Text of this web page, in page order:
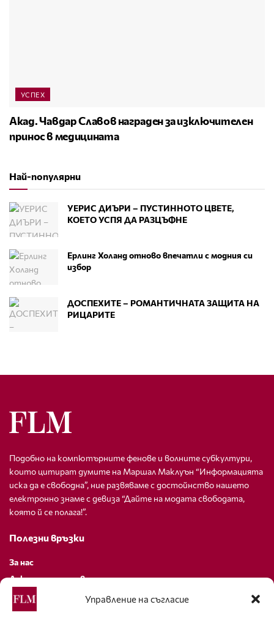
Управление на съгласие
УСПЕХ
Акад. Чавдар Славов награден за изключителен
принос в медицината
Най-популярни
УЕРИС ДИЪРИ – ПУСТИННОТО ЦВЕТЕ,
КОЕТО УСПЯ ДА РАЗЦЪФНЕ
Ерлинг Холанд отново впечатли с модния си
избор
ДОСПЕХИТЕ – РОМАНТИЧНАТА ЗАЩИТА НА
РИЦАРИТЕ
Подобно на компютърните фенове и волните субкултури,
които цитират думите на Маршал Маклуън “Информацията
иска да е свободна”, ние развяваме с достойнство нашето
електронно знаме с девиза “Дайте на модата свободата,
която й се полага!”.
Полезни връзки
За нас
Декларация за поверителност
Политика за бисквитки